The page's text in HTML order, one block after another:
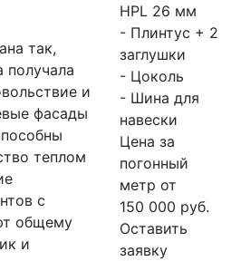
так,
получала
и
фасады
теплом
с
общему
и
HPL 26 мм
- Плинтус + 2
заглушки
- Цоколь
- Шина для
навески
Цена за
погонный
метр от
150 000 руб.
Оставить
заявку